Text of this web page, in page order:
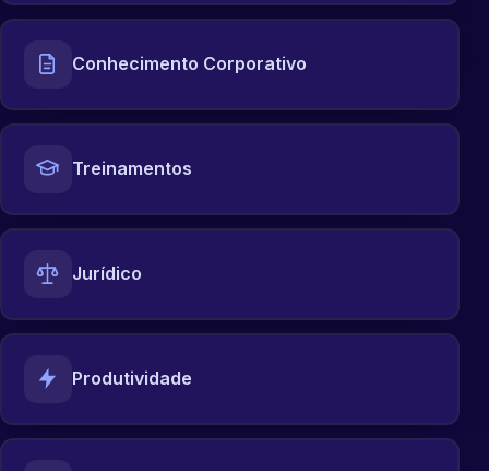
Conhecimento Corporativo
Treinamentos
Jurídico
Produtividade